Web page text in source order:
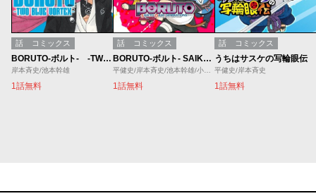
話 コミックス
BORUTO-ボルト- -TWO BLUE VORTEX-
岸本斉史/池本幹雄
1話無料
話 コミックス
BORUTO-ボルト- SAIKYO DASH GENERATIONS
1話無料
話 コミックス
うちはサスケの写輪眼伝
平健史/岸本斉史
1話無料